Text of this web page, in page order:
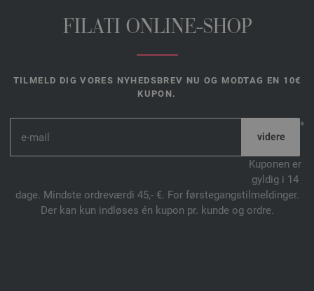
FILATI ONLINE-SHOP
TILMELD DIG VORES NYHEDSBREV NU OG MODTAG EN 10€
KUPON.
*
Kuponen er
gyldig i 14
dage. Mindste ordreværdi 45,- €. For førstegangstilmeldinger.
Der kan kun indløses én kupon pr. kunde og ordre.